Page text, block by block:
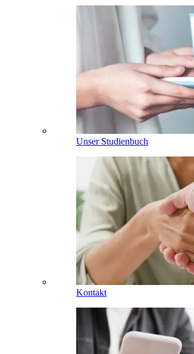
Unser Studienbuch
Kontakt